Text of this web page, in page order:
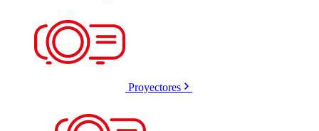
Proyectores